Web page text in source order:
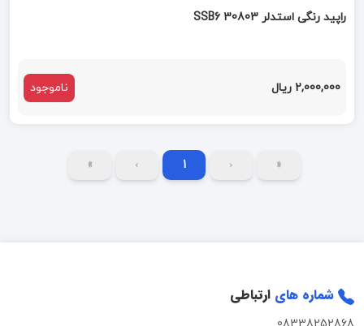
راپید رنگی استدلر 30803 SSB6
2,000,000 ریال ناموجود
«
‹
1
›
»
شماره های ارتباطی